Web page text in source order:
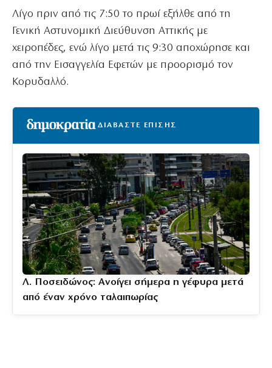
Λίγο πριν από τις 7:50 το πρωί εξήλθε από τη
Γενική Αστυνομική Διεύθυνση Αττικής με
χειροπέδες, ενώ λίγο μετά τις 9:30 αποχώρησε και
από την Εισαγγελία Εφετών με προορισμό τον
Κορυδαλλό.
ΔΙΑΒΑΣΤΕ ΕΠΙΣΗΣ
Λ. Ποσειδώνος: Ανοίγει σήμερα η γέφυρα μετά
από έναν χρόνο ταλαιπωρίας